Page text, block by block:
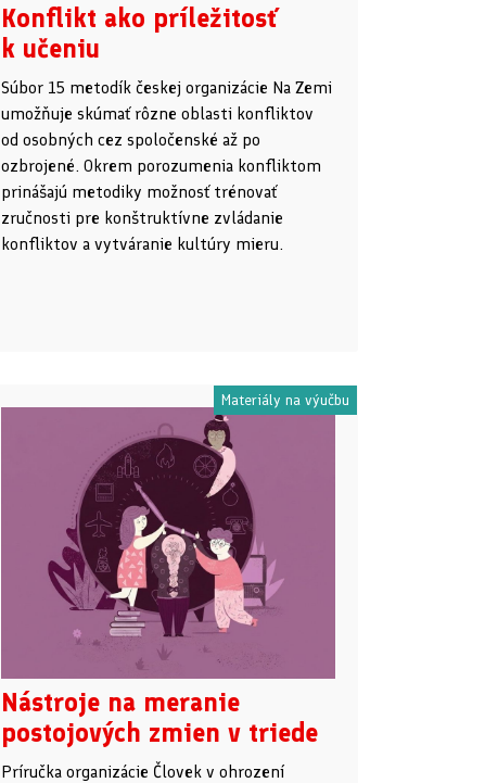
Konflikt ako príležitosť
k učeniu
Súbor 15 metodík českej organizácie Na Zemi
umožňuje skúmať rôzne oblasti konfliktov
od osobných cez spoločenské až po
ozbrojené. Okrem porozumenia konfliktom
prinášajú metodiky možnosť trénovať
zručnosti pre konštruktívne zvládanie
konfliktov a vytváranie kultúry mieru.
Materiály na výučbu
Nástroje na meranie
postojových zmien v triede
Príručka organizácie Človek v ohrození